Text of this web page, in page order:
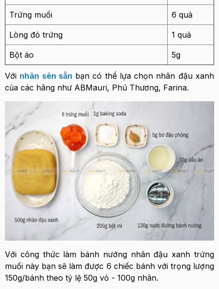
Trứng muối 6 quả
Lòng đỏ trứng 1 quả
Bột áo 5g
Với nhân sên sẵn bạn có thể lựa chọn nhân đậu xanh
của các hãng như ABMauri, Phú Thương, Farina.
Với công thức làm bánh nướng nhân đậu xanh trứng
muối này bạn sẽ làm được 6 chiếc bánh với trọng lượng
150g/bánh theo tỷ lệ 50g vỏ - 100g nhân.